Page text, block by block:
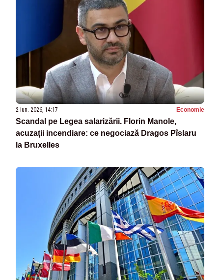
2 iun. 2026, 14:17 Economie
Scandal pe Legea salarizării. Florin Manole,
acuzații incendiare: ce negociază Dragos Pîslaru
la Bruxelles